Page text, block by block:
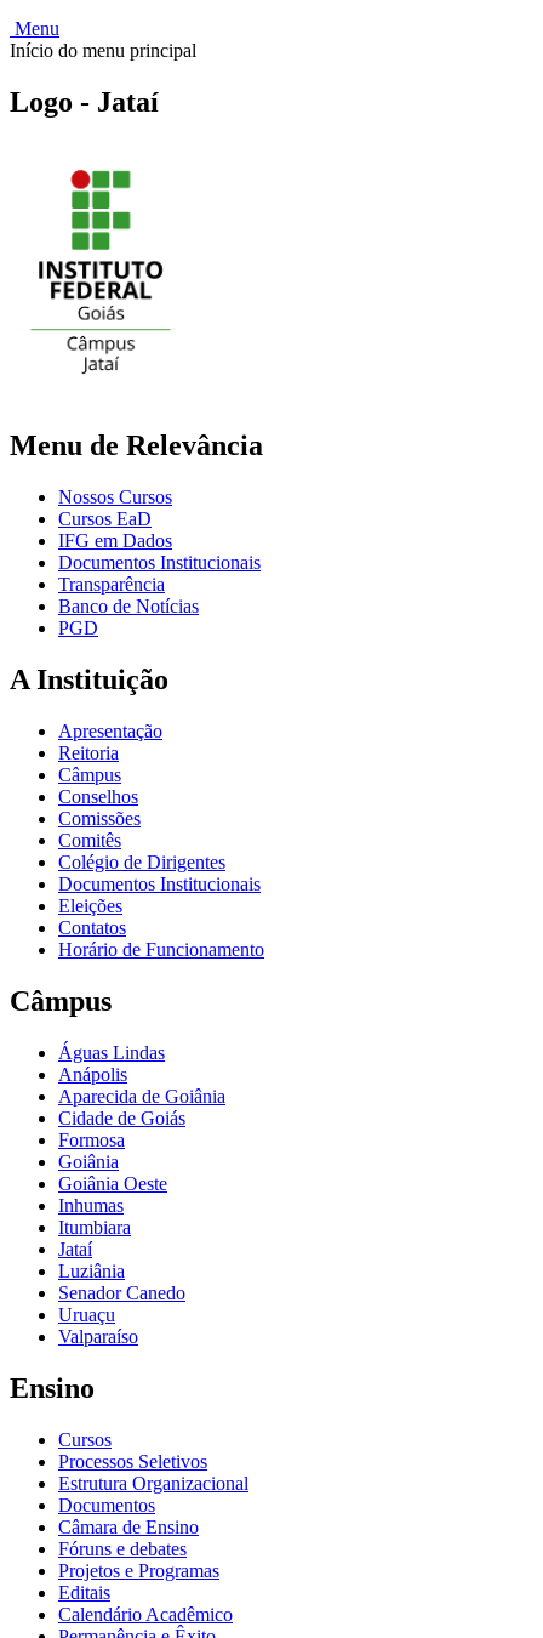
Menu
Início do menu principal
Logo - Jataí
Menu de Relevância
Nossos Cursos
Cursos EaD
IFG em Dados
Documentos Institucionais
Transparência
Banco de Notícias
PGD
A Instituição
Apresentação
Reitoria
Câmpus
Conselhos
Comissões
Comitês
Colégio de Dirigentes
Documentos Institucionais
Eleições
Contatos
Horário de Funcionamento
Câmpus
Águas Lindas
Anápolis
Aparecida de Goiânia
Cidade de Goiás
Formosa
Goiânia
Goiânia Oeste
Inhumas
Itumbiara
Jataí
Luziânia
Senador Canedo
Uruaçu
Valparaíso
Ensino
Cursos
Processos Seletivos
Estrutura Organizacional
Documentos
Câmara de Ensino
Fóruns e debates
Projetos e Programas
Editais
Calendário Acadêmico